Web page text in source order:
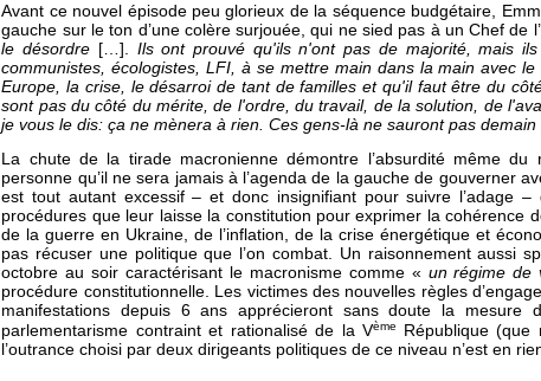
Avant ce nouvel épisode peu glorieux de la séquence budgétaire,
gauche sur le ton d’une colère surjouée, qui ne sied pas à un Chef de
le désordre […]. Ils ont prouvé qu'ils n'ont pas de majorité, mais
communistes, écologistes, LFI, à se mettre main dans la main avec
Europe, la crise, le désarroi de tant de familles et qu'il faut être du
sont pas du côté du mérite, de l'ordre, du travail, de la solution, de
je vous le dis: ça ne mènera à rien. Ces gens-là ne sauront pas
La chute de la tirade macronienne démontre l’absurdité même
personne qu’il ne sera jamais à l’agenda de la gauche de gouverner
est tout autant excessif – et donc insignifiant pour suivre l’adage –
procédures que leur laisse la constitution pour exprimer la cohérence
de la guerre en Ukraine, de l’inflation, de la crise énergétique et
pas récuser une politique que l’on combat. Un raisonnement aussi
octobre au soir caractérisant le macronisme comme « un régime de
procédure constitutionnelle. Les victimes des nouvelles règles
manifestations depuis 6 ans apprécieront sans doute la mesure
parlementarisme contraint et rationalisé de la Vème
République
l’outrance choisi par deux dirigeants politiques de ce niveau n’est en